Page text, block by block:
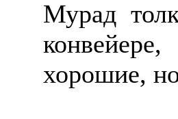
Мурад
хорошие,